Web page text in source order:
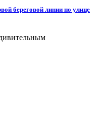
береговой линии по улице